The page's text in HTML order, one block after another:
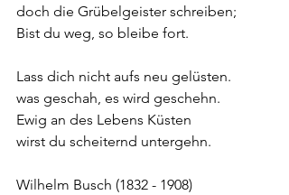
doch die Grübelgeister schreiben;
Bist du weg, so bleibe fort.
Lass dich nicht aufs neu gelüsten.
was geschah, es wird geschehn.
Ewig an des Lebens Küsten
wirst du scheiternd untergehn.
Wilhelm Busch (1832 - 1908)